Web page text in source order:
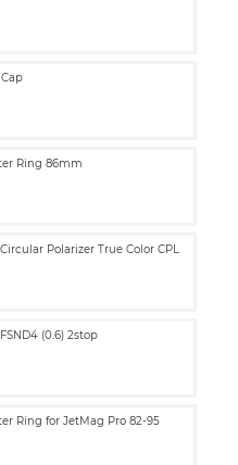
Ring 86mm
Polarizer True Color CPL
(0.6) 2stop
Ring for JetMag Pro 82-95